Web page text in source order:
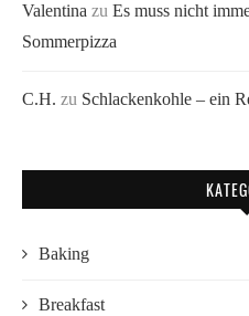
Valentina zu Es muss nicht
Sommerpizza
C.H. zu Schlackenkohle – ein
Baking
Breakfast